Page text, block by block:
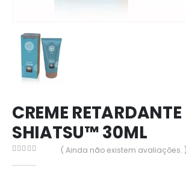
CREME RETARDANTE
SHIATSU™ 30ML
( Ainda não existem avaliações. )